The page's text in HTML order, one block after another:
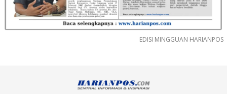
EDISI MINGGUAN HARIANPOS